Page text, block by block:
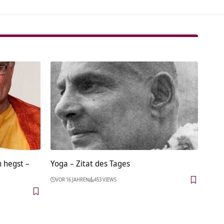
hegst –
Yoga – Zitat des Tages
VOR 16 JAHREN 453 VIEWS